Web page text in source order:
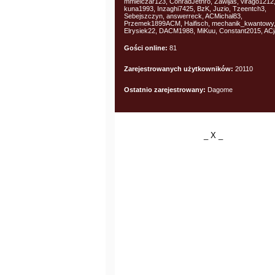
kuna1993, Inzaghi7425, BzK, Juzio, Tzeentch3,
Sebejszczyn, answerreck, ACMichał83,
Przemek1899ACM, Haifisch,
Elrysiek22, DACM1988, MiKuu, Constant2015,
Gości online: 81
Zarejestrowanych użytkowników: 20110
Ostatnio zarejestrowany: Dagome
_ X _